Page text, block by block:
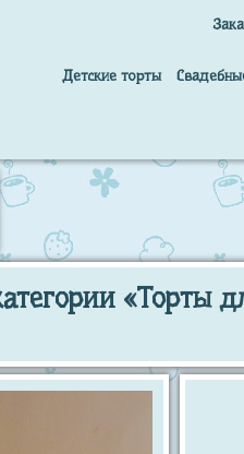
Детские торты
«Торты